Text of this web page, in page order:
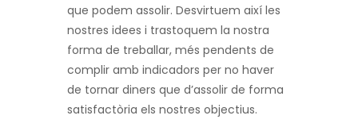
que podem assolir. Desvirtuem així les
nostres idees i trastoquem la nostra
forma de treballar, més pendents de
complir amb indicadors per no haver
de tornar diners que d’assolir de forma
satisfactòria els nostres objectius.